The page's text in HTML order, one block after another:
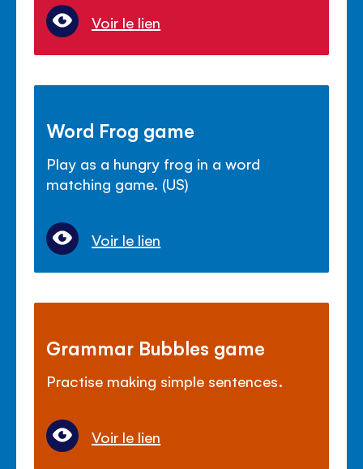
Voir le lien
Word Frog game
Play as a hungry frog in a word
matching game. (US)
Voir le lien
Grammar Bubbles game
Practise making simple sentences.
Voir le lien